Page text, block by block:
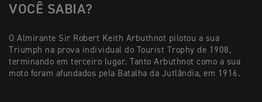
VOCÊ SABIA?
O Almirante Sir Robert Keith Arbuthnot pilotou a sua
Triumph na prova individual do Tourist Trophy de 1908,
terminando em terceiro lugar. Tanto Arbuthnot como a sua
moto foram afundados pela Batalha da Jutlândia, em 1916.